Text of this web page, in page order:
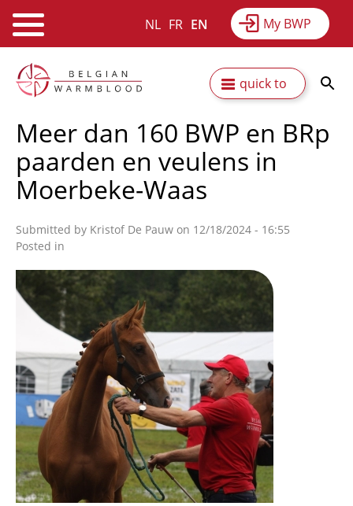
Skip
content
My BWP
NL FR EN
Secundaire
navigatie
Webshop News
quick to
Meer dan 160 BWP en BRp
paarden en veulens in
Moerbeke-Waas
Submitted by Kristof De Pauw on 12/18/2024 - 16:55
Posted in
Afbeelding